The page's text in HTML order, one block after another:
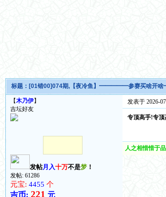
标题： [01错00]074期,【夜冷鱼】━━━━━参赛买啥开
【木乃伊】
吉坛好友
发帖月入十万不是梦 ！
发帖: 61286
元宝: 4455个
吉币: 221 元
发表于 2026-
专顶高手!专
人之相惜惜于